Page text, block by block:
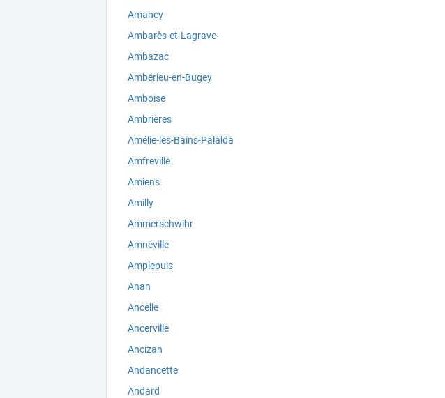
Amancy
Ambarès-et-Lagrave
Ambazac
Ambérieu-en-Bugey
Amboise
Ambrières
Amélie-les-Bains-Palalda
Amfreville
Amiens
Amilly
Ammerschwihr
Amnéville
Amplepuis
Anan
Ancelle
Ancerville
Ancizan
Andancette
Andard